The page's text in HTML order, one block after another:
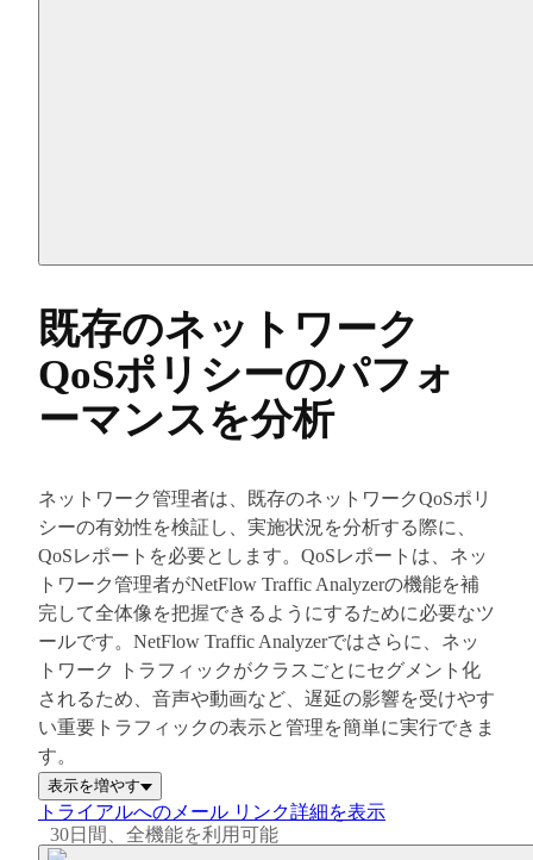
既存のネットワーク
QoSポリシーのパフォ
ーマンスを分析
ネットワーク管理者は、既存のネットワークQoSポリ
シーの有効性を検証し、実施状況を分析する際に、
QoSレポートを必要とします。QoSレポートは、ネッ
トワーク管理者がNetFlow Traffic Analyzerの機能を補
完して全体像を把握できるようにするために必要なツ
ールです。NetFlow Traffic Analyzerではさらに、ネッ
トワーク トラフィックがクラスごとにセグメント化
されるため、音声や動画など、遅延の影響を受けやす
い重要トラフィックの表示と管理を簡単に実行できま
す。
表示を増やす
トライアルへのメール リンク
30日間、全機能を利用可能
詳細を表示